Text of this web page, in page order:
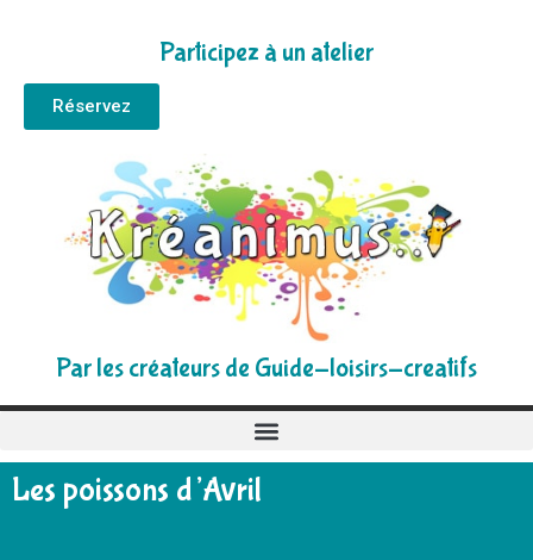
Participez à un atelier
Réservez
Par les créateurs de Guide-loisirs-creatifs
Les poissons d’Avril